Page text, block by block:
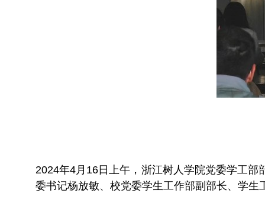
2024年4月16日上午，浙江树人学院党委学工
委书记杨放敏、校党委学生工作部副部长、学